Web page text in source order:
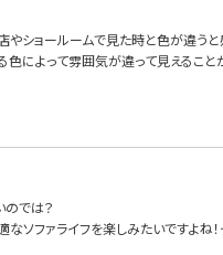
ショールームで見た時と色が違う
によって雰囲気が違って見えるこ
のでは？
なソファライフを楽しみたいですよ